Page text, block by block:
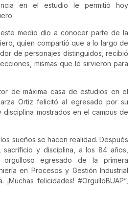
en el estudio le permitió hoy
medio dio a conocer parte de la
quien compartió que a lo largo de
de personajes distinguidos, recibió
mismas que le sirvieron para
de máxima casa de estudios en el
Ortiz felicitó al egresado por su
mostrados en el campus de
los sueños se hacen realidad. Después
y disciplina, a los 84 años,
egresado de la primera
en Procesos y Gestión Industrial
felicidades! #OrgulloBUAP”,